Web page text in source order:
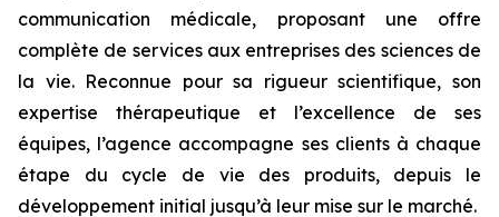
communication médicale, proposant une offre
complète de services aux entreprises des sciences de
la vie. Reconnue pour sa rigueur scientifique, son
expertise thérapeutique et l’excellence de ses
équipes, l’agence accompagne ses clients à chaque
étape du cycle de vie des produits, depuis le
développement initial jusqu’à leur mise sur le marché.